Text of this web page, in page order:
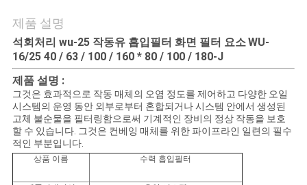
연
락
주
세
요
뉴
제품 설명
석회처리 wu-25 작동유 흡입필터 화면 필터 요소WU-
16/25 40 / 63 / 100 / 160 * 80 / 100 / 180-J
제품 설명 :
그것은 효과적으로 작동 매체의 오염 정도를 제어하고 다양한 오일
시스템의 운영 동안 외부로부터 혼합되거나 시스템 안에서 생성된
고체 불순물을 필터링함으로써 기계적인 장비의 정상 작동을 보호
할 수 있습니다. 그것은 컨베잉 매체를 위한 파이프라인 일련의 필수
적인 부분입니다.
상품 이름 수력 흡입필터